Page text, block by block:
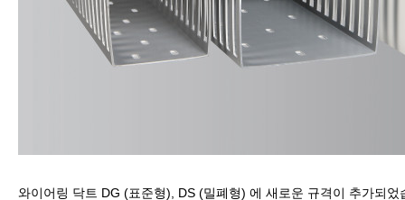
와이어링 닥트 DG (표준형), DS (밀폐형) 에 새로운 규격이 추가되